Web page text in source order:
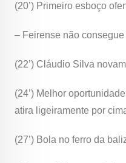
(20’) Primeiro esboço
– Feirense não
(22’) Cláudio Silva
(24’) Melhor
atira ligeiramente por
(27’) Bola no ferro da